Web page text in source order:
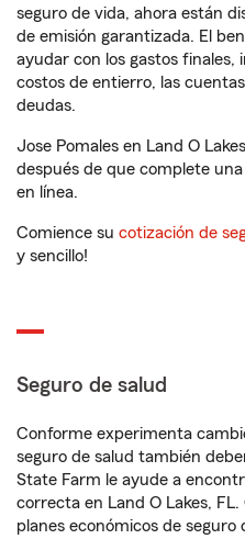
seguro de vida, ahora están
de emisión garantizada. El
ayudar con los gastos finales,
costos de entierro, las
deudas.
Jose Pomales en Land O
después de que complete
en línea.
Comience su cotización de
y sencillo!
Seguro de salud
Conforme experimenta
seguro de salud también
State Farm le ayude a
correcta en Land O Lakes,
planes económicos de